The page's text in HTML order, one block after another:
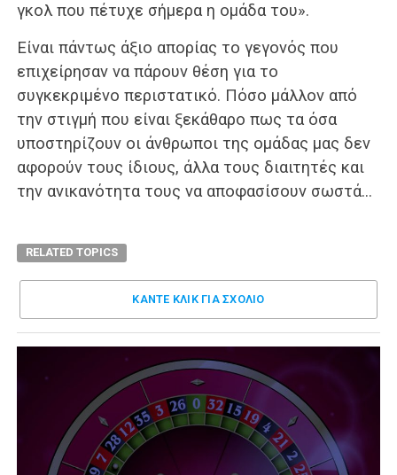
γκολ που πέτυχε σήμερα η ομάδα του».
Είναι πάντως άξιο απορίας το γεγονός που
επιχείρησαν να πάρουν θέση για το
συγκεκριμένο περιστατικό. Πόσο μάλλον από
την στιγμή που είναι ξεκάθαρο πως τα όσα
υποστηρίζουν οι άνθρωποι της ομάδας μας δεν
αφορούν τους ίδιους, άλλα τους διαιτητές και
την ανικανότητα τους να αποφασίσουν σωστά…
RELATED TOPICS
ΚΑΝΤΕ ΚΛΊΚ ΓΙΑ ΣΧΌΛΙΟ